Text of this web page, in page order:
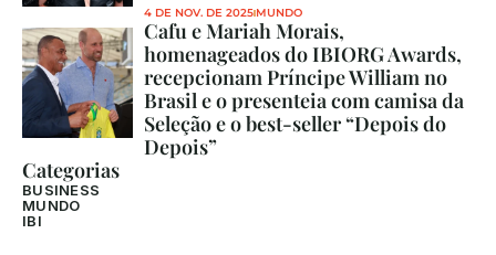
4 DE NOV. DE 2025 MUNDO
Cafu e Mariah Morais,
homenageados do IBIORG Awards,
recepcionam Príncipe William no
Brasil e o presenteia com camisa da
Seleção e o best-seller “Depois do
Depois”
Categorias
BUSINESS
MUNDO
IBI